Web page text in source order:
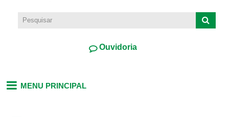
Ouvidoria
MENU PRINCIPAL